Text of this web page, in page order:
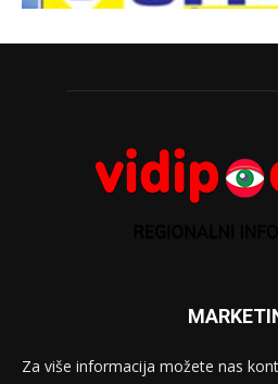
Za više informacija možete nas